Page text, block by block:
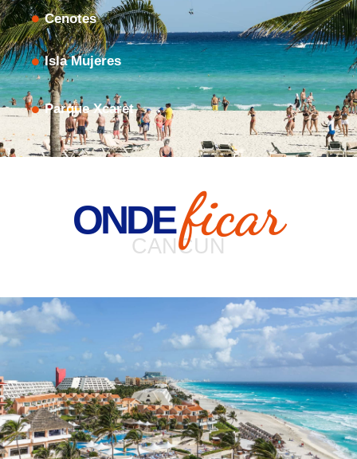
Cenotes
Isla Mujeres
Parque Xcaret
ONDEficar
CANCUN